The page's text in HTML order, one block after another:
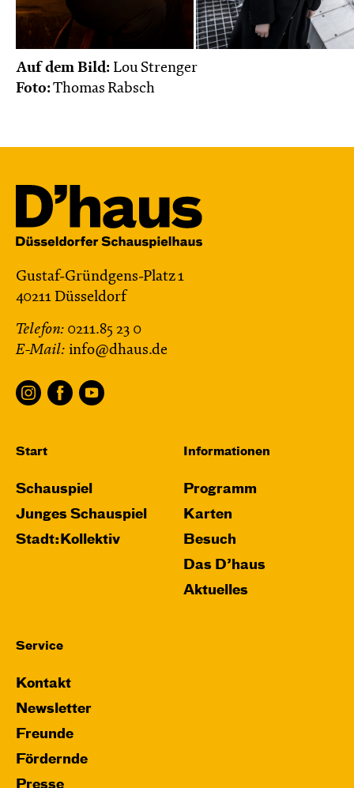
Auf dem Bild: Lou Strenger
Foto:Thomas Rabsch
Gustaf-Gründgens-Platz 1
40211 Düsseldorf
Telefon: 0211.85 23 0
E-Mail: info@dhaus.de
Start
Schauspiel
Junges Schauspiel
Stadt:Kollektiv
Informationen
Programm
Karten
Besuch
Das D’haus
Aktuelles
Service
Kontakt
Newsletter
Freunde
Fördernde
Presse